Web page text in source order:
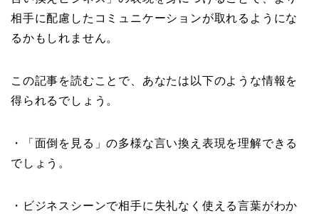
相手に配慮したコミュニケーションが取れるようにな
るかもしれません。
この記事を読むことで、あなたは以下のような情報を
得られるでしょう。
・「面倒を見る」の多様な言い換え表現を理解できる
でしょう。
・ビジネスシーンで相手に失礼なく使える言葉がわか